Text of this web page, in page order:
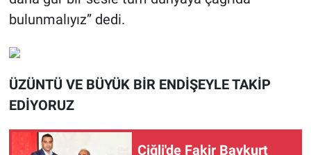
bulunmalıyız” dedi.
ÜZÜNTÜ VE BÜYÜK BİR ENDİŞEYLE TAKİP
EDİYORUZ
Çiğli'de Fakir Baykurt